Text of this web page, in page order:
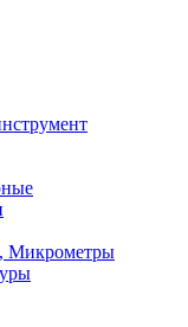
Микрометры